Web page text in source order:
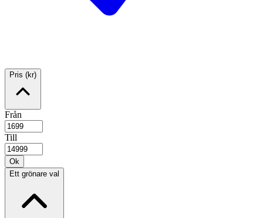
Pris (kr)
Från
Till
Ok
Ett grönare val